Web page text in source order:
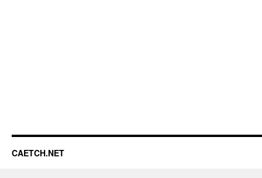
CAETCH.NET